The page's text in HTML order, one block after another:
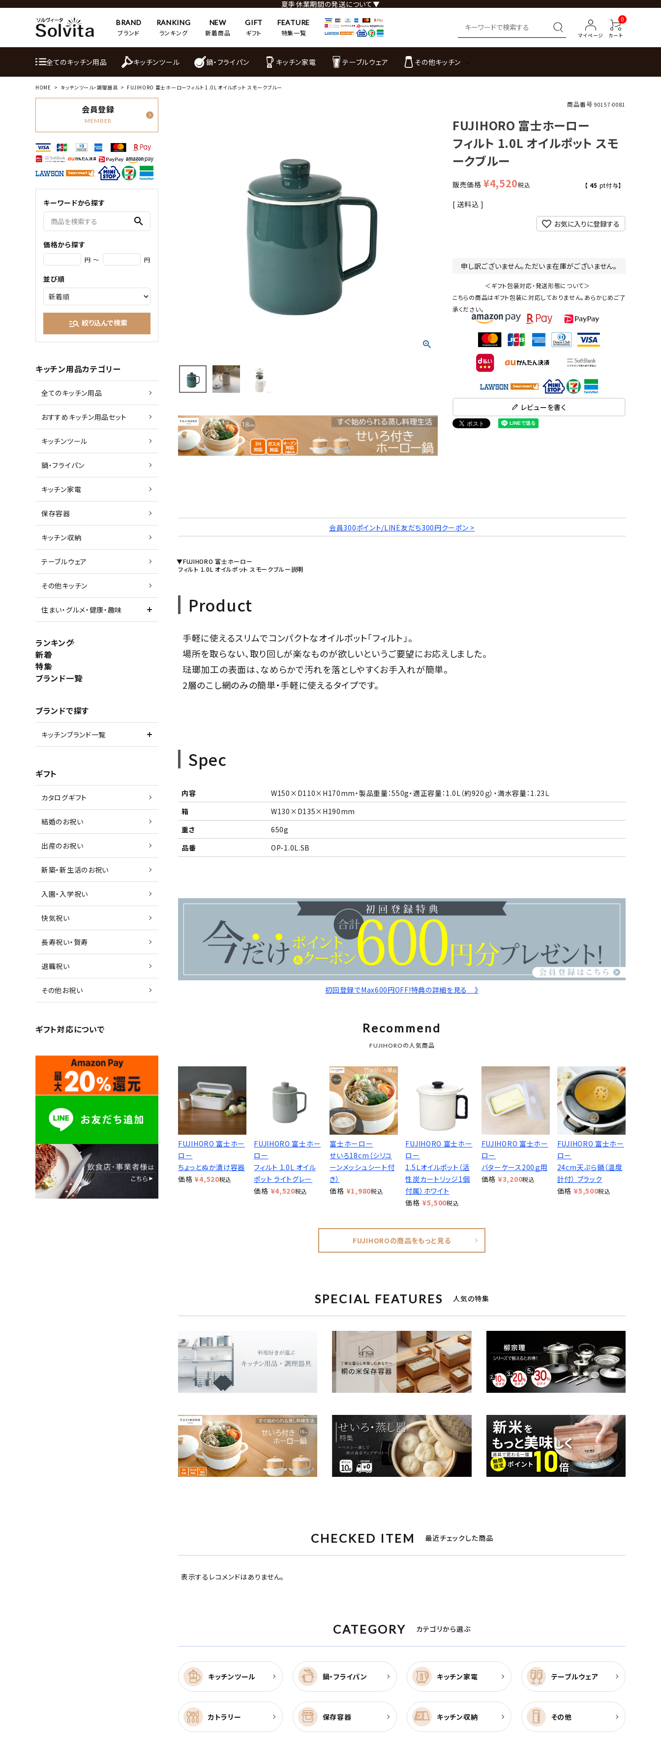
夏季休業期間の発送について▼
BRAND
ブランド
RANKING
ランキング
NEW
新着商品
GIFT
ギフト
FEATURE
特集一覧
マイページ
0
カート
全てのキッチン用品 キッチンツール 鍋・フライパン キッチン家電 テーブルウェア その他キッチン
HOME キッチンツール・調理器具 FUJIHORO 富士ホーローフィルト 1.0L オイルポット スモークブルー
会員登録
MEMBER
キーワードから探す
search
価格から探す
円 ～ 円
並び順
manage_search 絞り込んで検索
キッチン用品カテゴリー
全てのキッチン用品
おすすめキッチン用品セット
キッチンツール
鍋・フライパン
キッチン家電
保存容器
キッチン収納
テーブルウェア
その他キッチン
住まい・グルメ・健康・趣味
ランキング
新着
特集
ブランド一覧
ブランドで探す
キッチンブランド一覧
ギフト
カタログギフト
結婚のお祝い
出産のお祝い
新築・新生活のお祝い
入園・入学祝い
快気祝い
長寿祝い・賀寿
退職祝い
その他お祝い
ギフト対応について
商品番号 90157-0081
FUJIHORO 富士ホーロー
フィルト 1.0L オイルポット スモ
ークブルー
販売価格 ¥4,520税込 【 45 pt付与】
送料込
お気に入りに登録する
申し訳ございません。ただいま在庫がございません。
＜ギフト包装対応・発送形態について＞
こちらの商品はギフト包装に対応しておりません。あらかじめご了
承ください。
レビューを書く
会員300ポイント/LINE友だち300円クーポン >
▼FUJIHORO 富士ホーロー
フィルト 1.0L オイルポット スモークブルー説明
Product
手軽に使えるスリムでコンパクトなオイルポット「フィルト」。
場所を取らない、取り回しが楽なものが欲しいというご要望にお応えしました。
琺瑯加工の表面は、なめらかで汚れを落としやすくお手入れが簡単。
2層のこし網のみの簡単・手軽に使えるタイプです。
Spec
内容
W150×D110×H170mm・製品重量：550g・適正容量：1.0L（約920ｇ）・満水容量：1.23Ｌ
箱
W130×D135×H190mm
重さ
650g
品番
OP-1.0L.SB
初回登録でMax600円OFF!特典の詳細を見る 》
Recommend
FUJIHOROの人気商品
FUJIHORO 富士ホー
ロー
ちょっとぬか漬け容器
価格 ¥4,520税込
FUJIHORO 富士ホー
ロー
フィルト 1.0L オイル
ポット ライトグレー
価格 ¥4,520税込
富士ホーロー
せいろ18cm（シリコ
ーンメッシュシート付
き）
価格 ¥1,980税込
FUJIHORO 富士ホー
ロー
1.5Ｌオイルポット（活
性炭カートリッジ1個
付属）ホワイト
価格 ¥5,500税込
FUJIHORO 富士ホー
ロー
バターケース200ｇ用
価格 ¥3,200税込
FUJIHORO 富士ホー
ロー
24cm天ぷら鍋（温度
計付） ブラック
価格 ¥5,500税込
FUJIHOROの商品をもっと見る
SPECIAL FEATURES 人気の特集
CHECKED ITEM 最近チェックした商品
表示するレコメンドはありません。
CATEGORY カテゴリから選ぶ
キッチンツール 鍋・フライパン キッチン家電 テーブルウェア
カトラリー 保存容器 キッチン収納 その他